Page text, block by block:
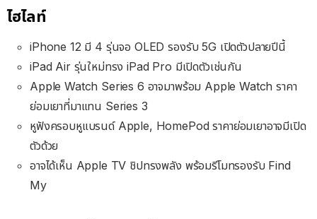
ไฮไลท์
iPhone 12 มี 4 รุ่นจอ OLED รองรับ 5G เปิดตัวปลายปีนี้
iPad Air รุ่นใหม่ทรง iPad Pro มีเปิดตัวเช่นกัน
Apple Watch Series 6 อาจมาพร้อม Apple Watch ราคา
ย่อมเยาที่มาแทน Series 3
หูฟังครอบหูแบรนด์ Apple, HomePod ราคาย่อมเยาอาจมีเปิด
ตัวด้วย
อาจได้เห็น Apple TV ชิปทรงพลัง พร้อมรีโมทรองรับ Find
My